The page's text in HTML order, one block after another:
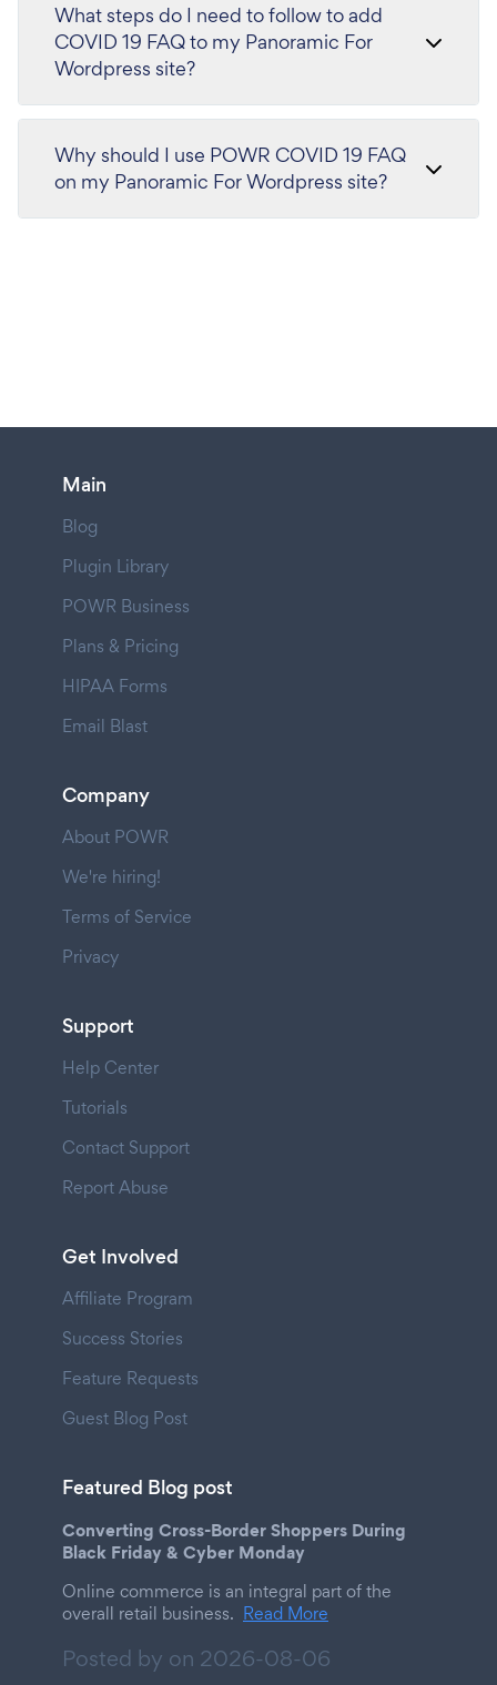
What steps do I need to follow to add
COVID 19 FAQ to my Panoramic For
Wordpress site?
Why should I use POWR COVID 19 FAQ
on my Panoramic For Wordpress site?
Main
Blog
Plugin Library
POWR Business
Plans & Pricing
HIPAA Forms
Email Blast
Company
About POWR
We're hiring!
Terms of Service
Privacy
Support
Help Center
Tutorials
Contact Support
Report Abuse
Get Involved
Affiliate Program
Success Stories
Feature Requests
Guest Blog Post
Featured Blog post
Converting Cross-Border Shoppers During
Black Friday & Cyber Monday
Online commerce is an integral part of the
overall retail business. Read More
Posted by on 2026-08-06